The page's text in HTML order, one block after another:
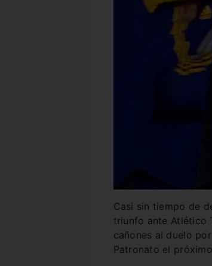
Casi sin tiempo de
triunfo ante Atlético
cañones al duelo
Patronato el